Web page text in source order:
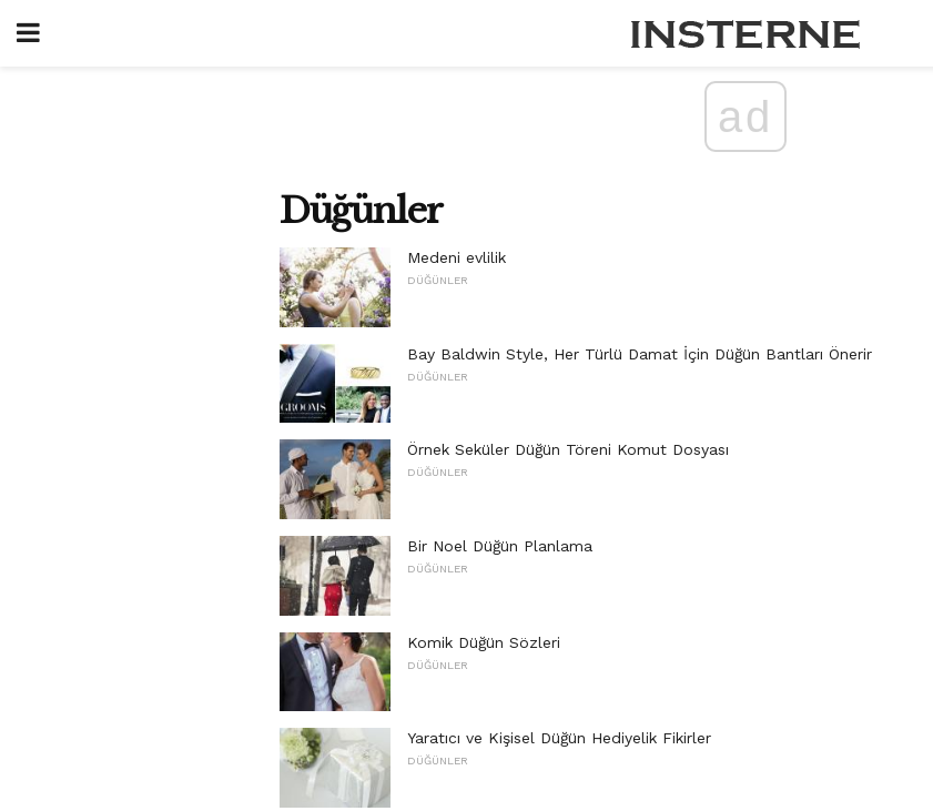
ad
Düğünler
Medeni evlilik
DÜĞÜNLER
Bay Baldwin Style, Her Türlü Damat İçin Düğün Bantları Önerir
DÜĞÜNLER
Örnek Seküler Düğün Töreni Komut Dosyası
DÜĞÜNLER
Bir Noel Düğün Planlama
DÜĞÜNLER
Komik Düğün Sözleri
DÜĞÜNLER
Yaratıcı ve Kişisel Düğün Hediyelik Fikirler
DÜĞÜNLER